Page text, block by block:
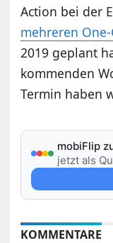
Action bei der
mehreren
2019 geplant
kommenden
Termin haben
mobiFlip
jetzt als
KOMMENTARE